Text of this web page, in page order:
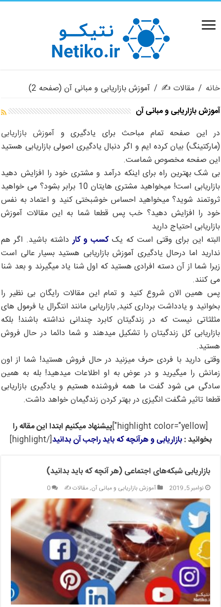
خانه / مقالات ✍️ / آموزش بازاریابی و مبانی آن(صفحه 2)
آموزش بازاریابی و مبانی آن
در این صفحه تمام مباحث برای یادگیری وآموزش بازاریابی
(مارکتینگ) بیان کرده ایم و اگر دنبال یادگیری اصولی بازاریابی هستید
این صفحه مخصوص شماست.
بی شک بهترین راه برای اینکه درآمد و مشتری خود را افزایش دهید
بازاریابی است! میخواهید مشتری هایتان 10 برابر بشود؟ می خواهید
ثروتمند شوید؟ میخواهید احساس خوشبختی کنید و اعتماد به نفس
خود را افزایش دهید؟ خب پس قطعا شما به این مقالات آموزش
بازاریابی احتیاج دارید
البته این برای وقتی است که یککسب و کارداشته باشید. اگر هم
ندارید اما درحال یادگیری آموزش بازاریابی هستید بسیار عالی است
زیرا شما از آن دسته افرادی هستید که اول شنا یاد میگیرند و بعد شنا
می کنند.
پس همین الان شروع کنید و تمام این مقالات رایگان بی نظیر را
بخوانید و یادداشت برداری کنید, بازاریابی مانند انتگرال یا فرمول های
مثلثاتی نیست که در زندگیتان کابرد چندانی نداشته باشند! بلکه
بازاریابی کل زندگیتان را تشکیل میدهند و شما دائما در حال فروش
هستید.
وقتی دارید با فردی حرف میزنید در حال فروش هستید! شما از اون
زمانش را میگیرید و در عوض به او اطلاعات میدهید! بله به همین
سادگی می شود گفت ما همه فروشنده هستیم و یادگیری بازاریابی
قطعا تاثیر شگفت انگیزی در بهتر کردن زندگیمان خواهد داشت.
[highlight color="yellow"]
پیشنهاد میکنیم ابتدا این مقاله را
بخوانید :بازاریابی و هرآنچه که باید راجب آن بدانید[/highlight]
بازاریابی شبکه‌های اجتماعی (هر آنچه که باید بدانید)
نوامبر 5, 2019 آموزش بازاریابی و مبانی آن,مقالات ✍️ 0